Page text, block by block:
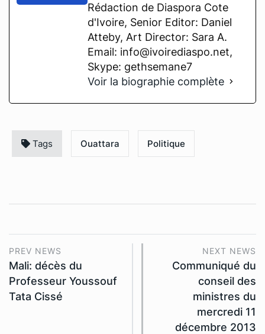
Rédaction de Diaspora Cote
d'Ivoire, Senior Editor: Daniel
Atteby, Art Director: Sara A.
Email: info@ivoirediaspo.net,
Skype: gethsemane7
Voir la biographie complète
Tags Ouattara Politique
PREV NEWS
Mali: décès du
Professeur Youssouf
Tata Cissé
NEXT NEWS
Communiqué du
conseil des
ministres du
mercredi 11
décembre 2013